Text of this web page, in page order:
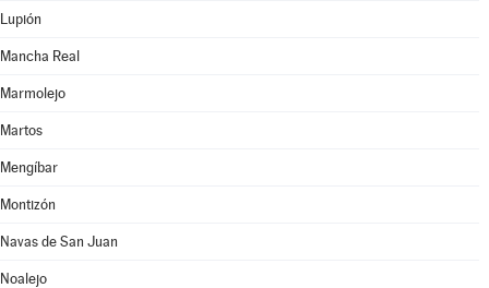
Lupión
Mancha Real
Marmolejo
Martos
Mengíbar
Montizón
Navas de San Juan
Noalejo